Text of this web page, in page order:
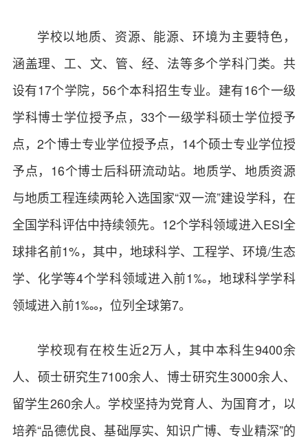
学校以地质、资源、能源、环境为主要特色，
涵盖理、工、文、管、经、法等多个学科门类。共
设有17个学院，56个本科招生专业。建有16个一级
学科博士学位授予点，33个一级学科硕士学位授予
点，2个博士专业学位授予点，14个硕士专业学位授
予点，16个博士后科研流动站。地质学、地质资源
与地质工程连续两轮入选国家“双一流”建设学科，在
全国学科评估中持续领先。12个学科领域进入ESI全
球排名前1%，其中，地球科学、工程学、环境/生态
学、化学等4个学科领域进入前1‰，地球科学学科
领域进入前1‱，位列全球第7。
学校现有在校生近2万人，其中本科生9400余
人、硕士研究生7100余人、博士研究生3000余人、
留学生260余人。学校坚持为党育人、为国育才，以
培养“品德优良、基础厚实、知识广博、专业精深”的